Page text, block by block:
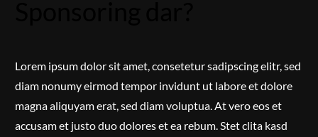
Lorem ipsum dolor sit amet, consetetur sadipscing elitr, sed
diam nonumy eirmod tempor invidunt ut labore et dolore
magna aliquyam erat, sed diam voluptua. At vero eos et
accusam et justo duo dolores et ea rebum. Stet clita kasd